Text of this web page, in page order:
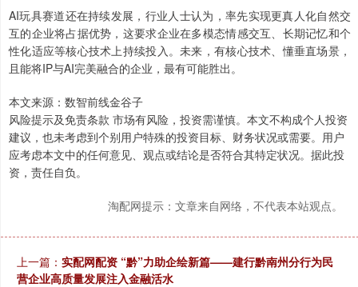
AI玩具赛道还在持续发展，行业人士认为，率先实现更真人化自然交
互的企业将占据优势，这要求企业在多模态情感交互、长期记忆和个
性化适应等核心技术上持续投入。未来，有核心技术、懂垂直场景，
且能将IP与AI完美融合的企业，最有可能胜出。
本文来源：数智前线金谷子
风险提示及免责条款 市场有风险，投资需谨慎。本文不构成个人投资
建议，也未考虑到个别用户特殊的投资目标、财务状况或需要。用户
应考虑本文中的任何意见、观点或结论是否符合其特定状况。据此投
资，责任自负。
淘配网提示：文章来自网络，不代表本站观点。
上一篇： 实配网配资 “黔”力助企绘新篇——建行黔南州分行为民
营企业高质量发展注入金融活水